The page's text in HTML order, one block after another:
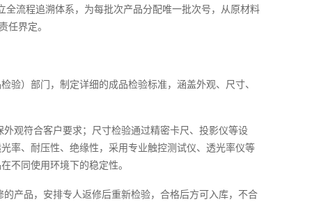
流程追溯体系，为每批次产品分配唯一批次号，从原材料
任界定。
验）部门，制定详细的成品检验标准，涵盖外观、尺寸、
观符合客户要求；尺寸检验通过精密卡尺、投影仪等设
率、耐压性、绝缘性，采用专业触控测试仪、透光率仪等
不同使用环境下的稳定性。
产品，安排专人返修后重新检验，合格后方可入库，不合